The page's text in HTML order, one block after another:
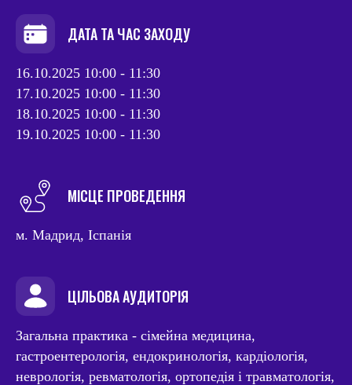
ДАТА ТА ЧАС ЗАХОДУ
16.10.2025 10:00 - 11:30
17.10.2025 10:00 - 11:30
18.10.2025 10:00 - 11:30
19.10.2025 10:00 - 11:30
МІСЦЕ ПРОВЕДЕННЯ
м. Мадрид, Іспанія
ЦІЛЬОВА АУДИТОРІЯ
Загальна практика - сімейна медицина,
гастроентерологія, ендокринологія, кардіологія,
неврологія, ревматологія, ортопедія і травматологія,